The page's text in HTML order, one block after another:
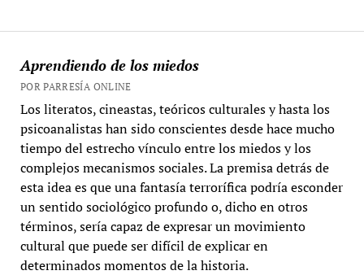
Aprendiendo de los miedos
POR PARRESÍA ONLINE
Los literatos, cineastas, teóricos culturales y hasta los
psicoanalistas han sido conscientes desde hace mucho
tiempo del estrecho vínculo entre los miedos y los
complejos mecanismos sociales. La premisa detrás de
esta idea es que una fantasía terrorífica podría esconder
un sentido sociológico profundo o, dicho en otros
términos, sería capaz de expresar un movimiento
cultural que puede ser difícil de explicar en
determinados momentos de la historia.